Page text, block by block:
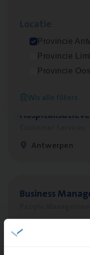
Provincie
Provincie
Provincie
Wis alle filters
Insurance Operations
Beveren
Cus­to­mer Care
Antwerpen
Busi­ness